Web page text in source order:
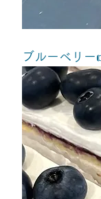
ブルーベリー